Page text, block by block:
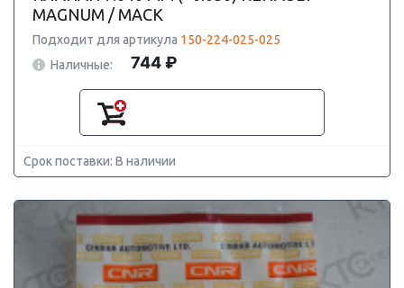
MAGNUM / MACK
Подходит для артикула 150-224-025-025
Наличные:
744 ₽
Срок поставки: В наличии